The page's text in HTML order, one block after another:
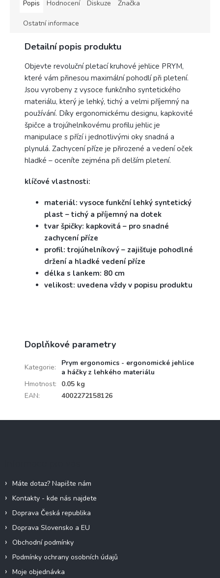
Popis Hodnocení Diskuze Značka
Ostatní informace
Detailní popis produktu
Objevte revoluční pletací kruhové jehlice PRYM,
které vám přinesou maximální pohodlí při pletení.
Jsou vyrobeny z vysoce funkčního syntetického
materiálu, který je lehký, tichý a velmi příjemný na
používání. Díky ergonomickému designu, kapkovité
špičce a trojúhelníkovému profilu jehlic je
manipulace s přízí i jednotlivými oky snadná a
plynulá. Zachycení příze je přirozené a vedení oček
hladké – oceníte zejména při delším pletení.
klíčové vlastnosti:
materiál: vysoce funkční lehký syntetický
plast – tichý a příjemný na dotek
tvar špičky: kapkovitá – pro snadné
zachycení příze
profil: trojúhelníkový – zajišťuje pohodlné
držení a hladké vedení příze
délka s lankem: 80 cm
velikost: uvedena vždy v popisu produktu
Doplňkové parametry
Kategorie:
Prym ergonomics - ergonomické jehlice
a háčky z lehkého materiálu
Hmotnost:
0.05 kg
EAN: 4002272158126
Máte dotaz? Napište nám
Kontakty - kde nás najdete
Doprava Česká republika
Doprava Slovensko a EU
Obchodní podmínky
Podmínky ochrany osobních údajů
Moje objednávka